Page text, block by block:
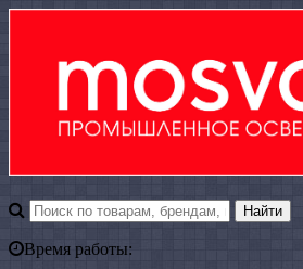
Время работы: